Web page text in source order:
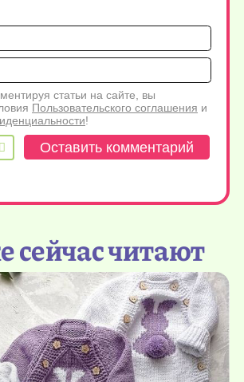
Имя*
статьи на сайте, вы
Пользовательского соглашения и
!
сейчас читают